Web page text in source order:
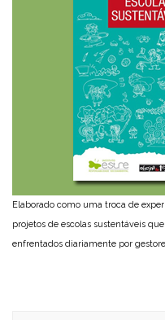
Elaborado como uma troca de
projetos de escolas sustentáveis
enfrentados diariamente por